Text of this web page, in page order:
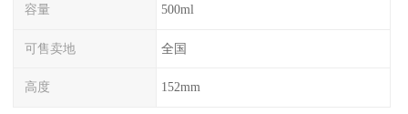
容量 500ml
可售卖地 全国
高度 152mm